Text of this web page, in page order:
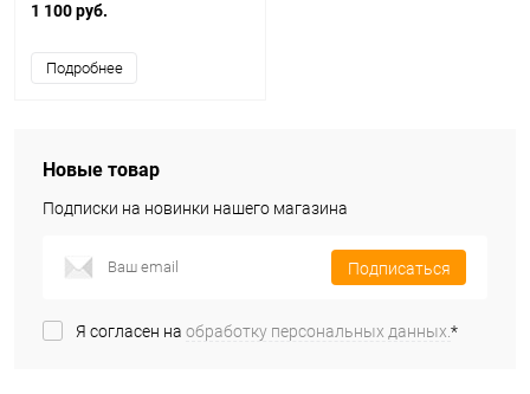
1 100 руб.
Подробнее
Новые товар
Подписки на новинки нашего магазина
Подписаться
Я согласен на обработку персональных данных.*